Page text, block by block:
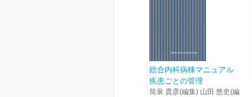
総合内科病棟マニュアル
疾患ごとの管理
筒泉 貴彦(編集) 山田 悠史(編